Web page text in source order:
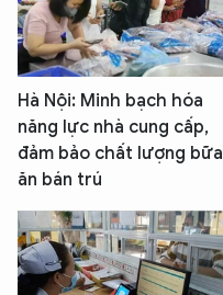
Hà Nội: Minh bạch hóa
năng lực nhà cung cấp,
đảm bảo chất lượng bữa
ăn bán trú